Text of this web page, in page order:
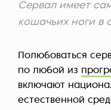
Сервал имеет
кошачьих ноги в
Полюбоваться
по любой из
включают
естественной